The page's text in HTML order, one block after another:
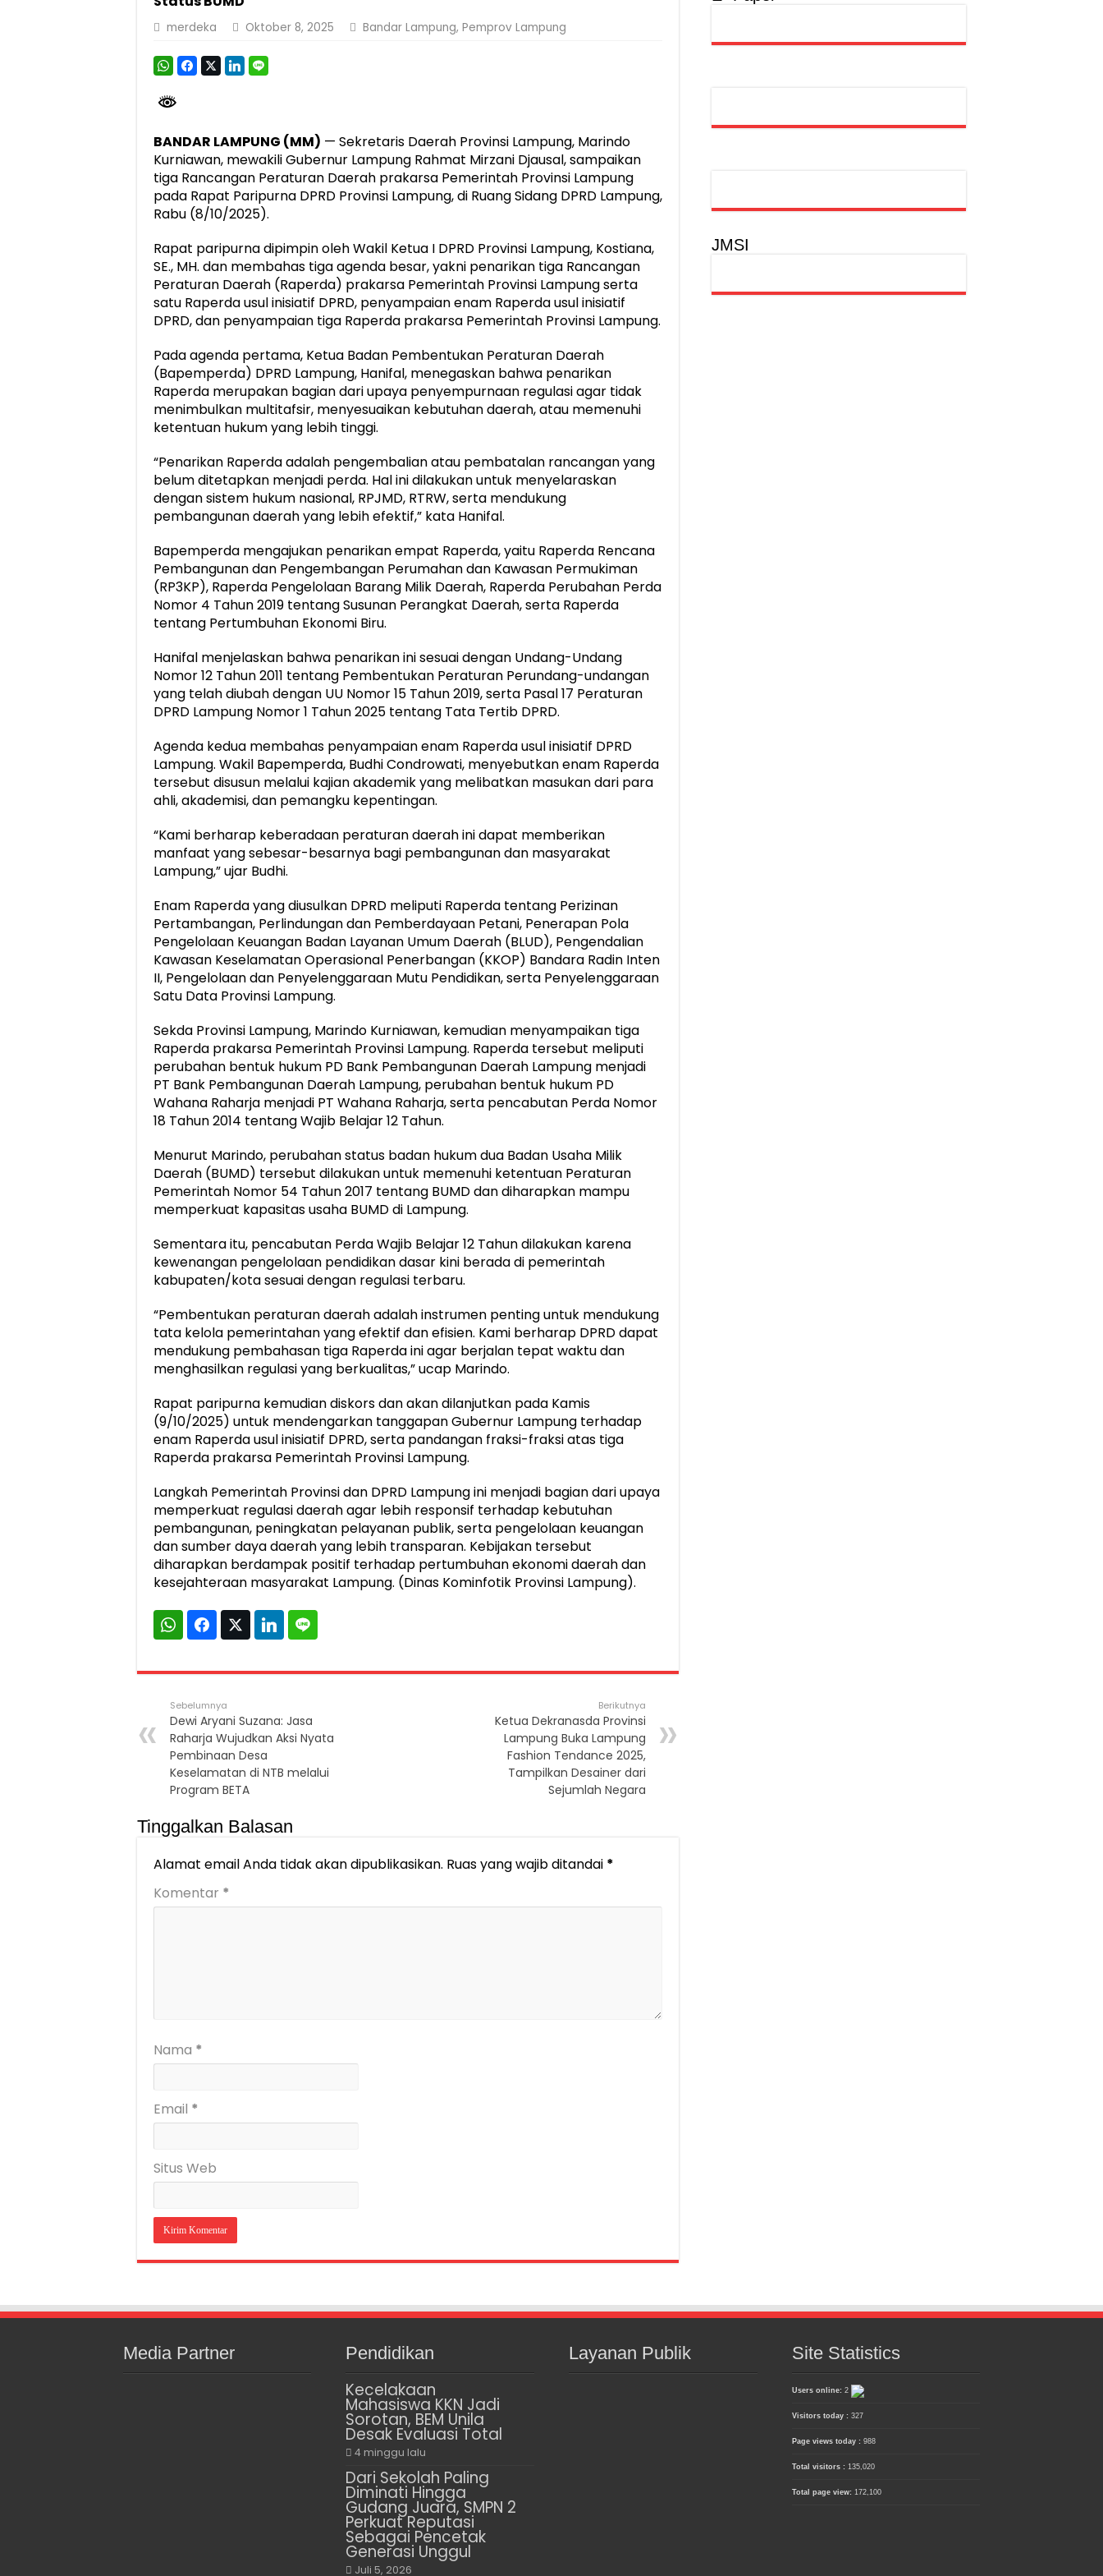
Jasa Raharja dan Korlantas Polri Ajak Masyarakat Akhiri Lawan Arus, Wujudkan Budaya Keselamatan Berlalu Lintas
FLLAJ Kabupaten Tanggamus Perkuat Sinergi Keselamatan Lalu Lintas dan Kepatuhan Pajak Kendaraan
Festival Literasi Lampung 2026 Dorong Perpustakaan Jadi Ruang Edukasi dan Rekreasi Keluarga
merdeka Oktober 8, 2025 Bandar Lampung, Pemprov Lampung
BANDAR LAMPUNG (MM) — Sekretaris Daerah Provinsi Lampung, Marindo
Kurniawan, mewakili Gubernur Lampung Rahmat Mirzani Djausal, sampaikan
tiga Rancangan Peraturan Daerah prakarsa Pemerintah Provinsi Lampung
pada Rapat Paripurna DPRD Provinsi Lampung, di Ruang Sidang DPRD Lampung,
Rabu (8/10/2025).
Rapat paripurna dipimpin oleh Wakil Ketua I DPRD Provinsi Lampung, Kostiana,
SE., MH. dan membahas tiga agenda besar, yakni penarikan tiga Rancangan
Peraturan Daerah (Raperda) prakarsa Pemerintah Provinsi Lampung serta
satu Raperda usul inisiatif DPRD, penyampaian enam Raperda usul inisiatif
DPRD, dan penyampaian tiga Raperda prakarsa Pemerintah Provinsi Lampung.
Pada agenda pertama, Ketua Badan Pembentukan Peraturan Daerah
(Bapemperda) DPRD Lampung, Hanifal, menegaskan bahwa penarikan
Raperda merupakan bagian dari upaya penyempurnaan regulasi agar tidak
menimbulkan multitafsir, menyesuaikan kebutuhan daerah, atau memenuhi
ketentuan hukum yang lebih tinggi.
“Penarikan Raperda adalah pengembalian atau pembatalan rancangan yang
belum ditetapkan menjadi perda. Hal ini dilakukan untuk menyelaraskan
dengan sistem hukum nasional, RPJMD, RTRW, serta mendukung
pembangunan daerah yang lebih efektif,” kata Hanifal.
Bapemperda mengajukan penarikan empat Raperda, yaitu Raperda Rencana
Pembangunan dan Pengembangan Perumahan dan Kawasan Permukiman
(RP3KP), Raperda Pengelolaan Barang Milik Daerah, Raperda Perubahan Perda
Nomor 4 Tahun 2019 tentang Susunan Perangkat Daerah, serta Raperda
tentang Pertumbuhan Ekonomi Biru.
Hanifal menjelaskan bahwa penarikan ini sesuai dengan Undang-Undang
Nomor 12 Tahun 2011 tentang Pembentukan Peraturan Perundang-undangan
yang telah diubah dengan UU Nomor 15 Tahun 2019, serta Pasal 17 Peraturan
DPRD Lampung Nomor 1 Tahun 2025 tentang Tata Tertib DPRD.
Agenda kedua membahas penyampaian enam Raperda usul inisiatif DPRD
Lampung. Wakil Bapemperda, Budhi Condrowati, menyebutkan enam Raperda
tersebut disusun melalui kajian akademik yang melibatkan masukan dari para
ahli, akademisi, dan pemangku kepentingan.
“Kami berharap keberadaan peraturan daerah ini dapat memberikan
manfaat yang sebesar-besarnya bagi pembangunan dan masyarakat
Lampung,” ujar Budhi.
Enam Raperda yang diusulkan DPRD meliputi Raperda tentang Perizinan
Pertambangan, Perlindungan dan Pemberdayaan Petani, Penerapan Pola
Pengelolaan Keuangan Badan Layanan Umum Daerah (BLUD), Pengendalian
Kawasan Keselamatan Operasional Penerbangan (KKOP) Bandara Radin Inten
II, Pengelolaan dan Penyelenggaraan Mutu Pendidikan, serta Penyelenggaraan
Satu Data Provinsi Lampung.
Sekda Provinsi Lampung, Marindo Kurniawan, kemudian menyampaikan tiga
Raperda prakarsa Pemerintah Provinsi Lampung. Raperda tersebut meliputi
perubahan bentuk hukum PD Bank Pembangunan Daerah Lampung menjadi
PT Bank Pembangunan Daerah Lampung, perubahan bentuk hukum PD
Wahana Raharja menjadi PT Wahana Raharja, serta pencabutan Perda Nomor
18 Tahun 2014 tentang Wajib Belajar 12 Tahun.
Menurut Marindo, perubahan status badan hukum dua Badan Usaha Milik
Daerah (BUMD) tersebut dilakukan untuk memenuhi ketentuan Peraturan
Pemerintah Nomor 54 Tahun 2017 tentang BUMD dan diharapkan mampu
memperkuat kapasitas usaha BUMD di Lampung.
Sementara itu, pencabutan Perda Wajib Belajar 12 Tahun dilakukan karena
kewenangan pengelolaan pendidikan dasar kini berada di pemerintah
kabupaten/kota sesuai dengan regulasi terbaru.
“Pembentukan peraturan daerah adalah instrumen penting untuk mendukung
tata kelola pemerintahan yang efektif dan efisien. Kami berharap DPRD dapat
mendukung pembahasan tiga Raperda ini agar berjalan tepat waktu dan
menghasilkan regulasi yang berkualitas,” ucap Marindo.
Rapat paripurna kemudian diskors dan akan dilanjutkan pada Kamis
(9/10/2025) untuk mendengarkan tanggapan Gubernur Lampung terhadap
enam Raperda usul inisiatif DPRD, serta pandangan fraksi-fraksi atas tiga
Raperda prakarsa Pemerintah Provinsi Lampung.
Langkah Pemerintah Provinsi dan DPRD Lampung ini menjadi bagian dari upaya
memperkuat regulasi daerah agar lebih responsif terhadap kebutuhan
pembangunan, peningkatan pelayanan publik, serta pengelolaan keuangan
dan sumber daya daerah yang lebih transparan. Kebijakan tersebut
diharapkan berdampak positif terhadap pertumbuhan ekonomi daerah dan
kesejahteraan masyarakat Lampung. (Dinas Kominfotik Provinsi Lampung).
Sebelumnya
Dewi Aryani Suzana: Jasa
Raharja Wujudkan Aksi Nyata
Pembinaan Desa
Keselamatan di NTB melalui
Program BETA
Berikutnya
Ketua Dekranasda Provinsi
Lampung Buka Lampung
Fashion Tendance 2025,
Tampilkan Desainer dari
Sejumlah Negara
Tinggalkan Balasan
Alamat email Anda tidak akan dipublikasikan. Ruas yang wajib ditandai *
Komentar *
Nama *
Email *
Situs Web
JMSI
Media Partner Pendidikan
Kecelakaan
Mahasiswa KKN Jadi
Sorotan, BEM Unila
Desak Evaluasi Total
4 minggu lalu
Dari Sekolah Paling
Diminati Hingga
Gudang Juara, SMPN 2
Perkuat Reputasi
Sebagai Pencetak
Generasi Unggul
Juli 5, 2026
Layanan Publik Site Statistics
Users online: 2
Visitors today : 327
Page views today : 988
Total visitors : 135,020
Total page view: 172,100